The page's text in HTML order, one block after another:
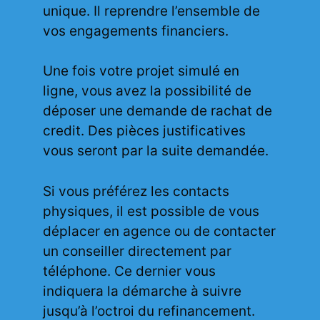
unique. Il reprendre l’ensemble de
vos engagements financiers.
Une fois votre projet simulé en
ligne, vous avez la possibilité de
déposer une demande de rachat de
credit. Des pièces justificatives
vous seront par la suite demandée.
Si vous préférez les contacts
physiques, il est possible de vous
déplacer en agence ou de contacter
un conseiller directement par
téléphone. Ce dernier vous
indiquera la démarche à suivre
jusqu’à l’octroi du refinancement.